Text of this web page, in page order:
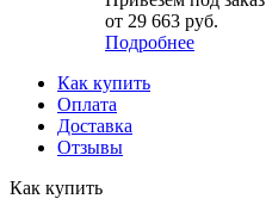
от 29 663 руб.
Подробнее
Как купить
Оплата
Доставка
Отзывы
Как купить